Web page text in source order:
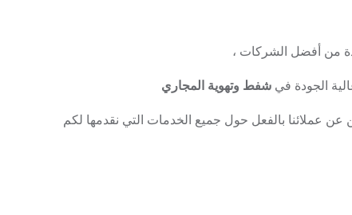
من أفضل الشركات ،
الجودة في شفط وتهوية المجاري
عملائنا بالفعل حول جميع الخدمات التي نقدمها لكم